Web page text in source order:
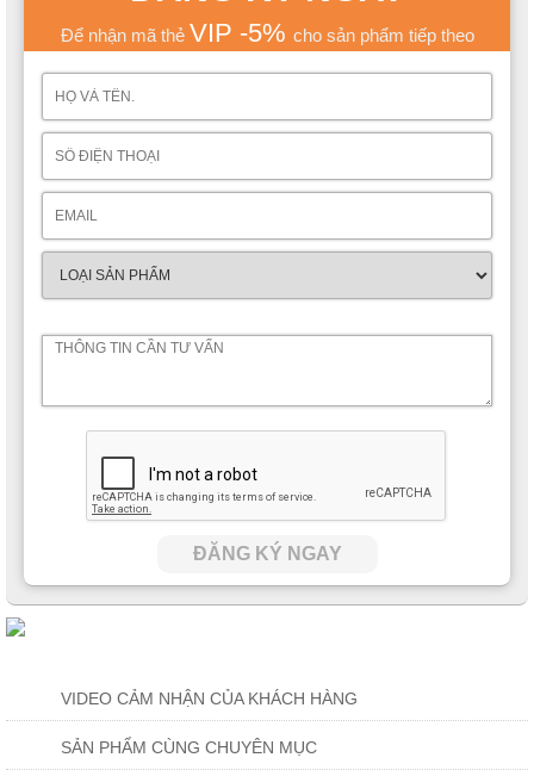
Để nhận mã thẻ VIP -5% cho sản phẩm tiếp theo
ĐĂNG KÝ NGAY
VIDEO CẢM NHẬN CỦA KHÁCH HÀNG
SẢN PHẨM CÙNG CHUYÊN MỤC